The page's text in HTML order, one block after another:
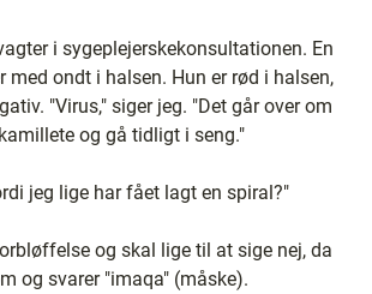
i sygeplejerskekonsultationen. En
med ondt i halsen. Hun er rød i halsen,
"Virus," siger jeg. "Det går over om
og gå tidligt i seng."
jeg lige har fået lagt en spiral?"
og skal lige til at sige nej, da
og svarer "imaqa" (måske).